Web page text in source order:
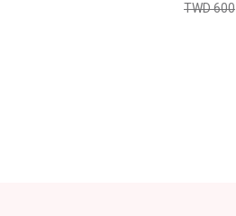
TWD 600